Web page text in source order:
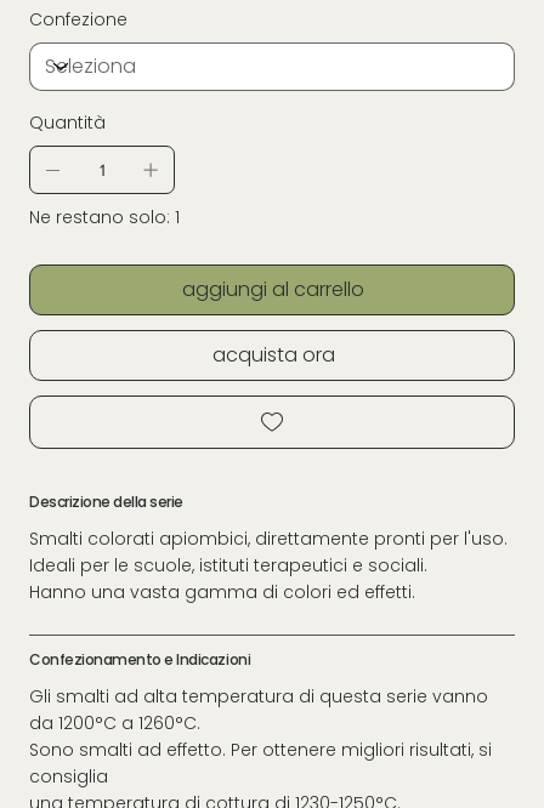
Confezione
Quantità
Ne restano solo: 1
aggiungi al carrello
acquista ora
Descrizione della serie
Smalti colorati apiombici, direttamente pronti per l'uso.
Ideali per le scuole, istituti terapeutici e sociali.
Hanno una vasta gamma di colori ed effetti.
Confezionamento e Indicazioni
Gli smalti ad alta temperatura di questa serie vanno
da 1200°C a 1260°C.
Sono smalti ad effetto. Per ottenere migliori risultati, si
consiglia
una temperatura di cottura di 1230-1250°C.